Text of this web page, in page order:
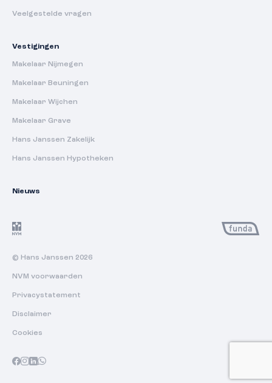
Veelgestelde vragen
Vestigingen
Makelaar Nijmegen
Makelaar Beuningen
Makelaar Wijchen
Makelaar Grave
Hans Janssen Zakelijk
Hans Janssen Hypotheken
Nieuws
© Hans Janssen 2026
NVM voorwaarden
Privacystatement
Disclaimer
Cookies